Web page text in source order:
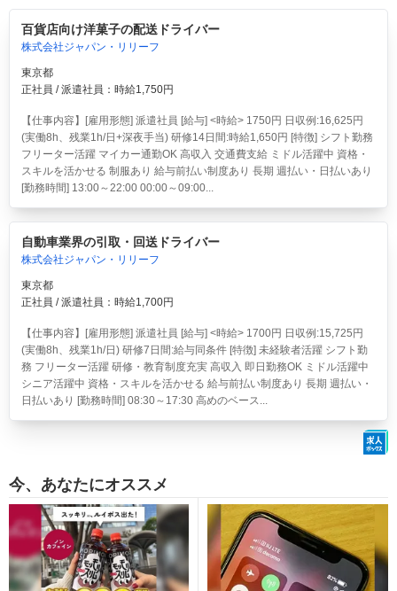
百貨店向け洋菓子の配送ドライバー
株式会社ジャパン・リリーフ
東京都
正社員 / 派遣社員：時給1,750円
【仕事内容】[雇用形態] 派遣社員 [給与] <時給> 1750円 日収例:16,625円
(実働8h、残業1h/日+深夜手当) 研修14日間:時給1,650円 [特徴] シフト勤務
フリーター活躍 マイカー通勤OK 高収入 交通費支給 ミドル活躍中 資格・
スキルを活かせる 制服あり 給与前払い制度あり 長期 週払い・日払いあり
[勤務時間] 13:00～22:00 00:00～09:00...
自動車業界の引取・回送ドライバー
株式会社ジャパン・リリーフ
東京都
正社員 / 派遣社員：時給1,700円
【仕事内容】[雇用形態] 派遣社員 [給与] <時給> 1700円 日収例:15,725円
(実働8h、残業1h/日) 研修7日間:給与同条件 [特徴] 未経験者活躍 シフト勤
務 フリーター活躍 研修・教育制度充実 高収入 即日勤務OK ミドル活躍中
シニア活躍中 資格・スキルを活かせる 給与前払い制度あり 長期 週払い・
日払いあり [勤務時間] 08:30～17:30 高めのベース...
今、あなたにオススメ